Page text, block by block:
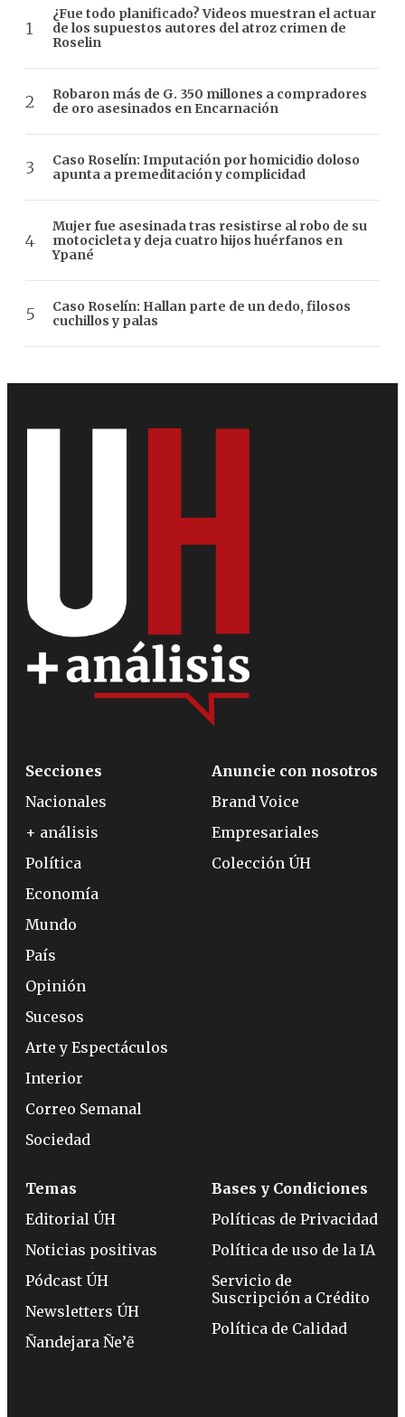
¿Fue todo planificado? Videos muestran el actuar
de los supuestos autores del atroz crimen de
Roselin
Robaron más de G. 350 millones a compradores
de oro asesinados en Encarnación
Caso Roselín: Imputación por homicidio doloso
apunta a premeditación y complicidad
Mujer fue asesinada tras resistirse al robo de su
motocicleta y deja cuatro hijos huérfanos en
Ypané
Caso Roselín: Hallan parte de un dedo, filosos
cuchillos y palas
Secciones
Nacionales
+ análisis
Política
Economía
Mundo
País
Opinión
Sucesos
Arte y Espectáculos
Interior
Correo Semanal
Sociedad
Anuncie con nosotros
Brand Voice
Empresariales
Colección ÚH
Temas
Editorial ÚH
Noticias positivas
Pódcast ÚH
Newsletters ÚH
Ñandejara Ñe’ẽ
Bases y Condiciones
Políticas de Privacidad
Política de uso de la IA
Servicio de
Suscripción a Crédito
Política de Calidad